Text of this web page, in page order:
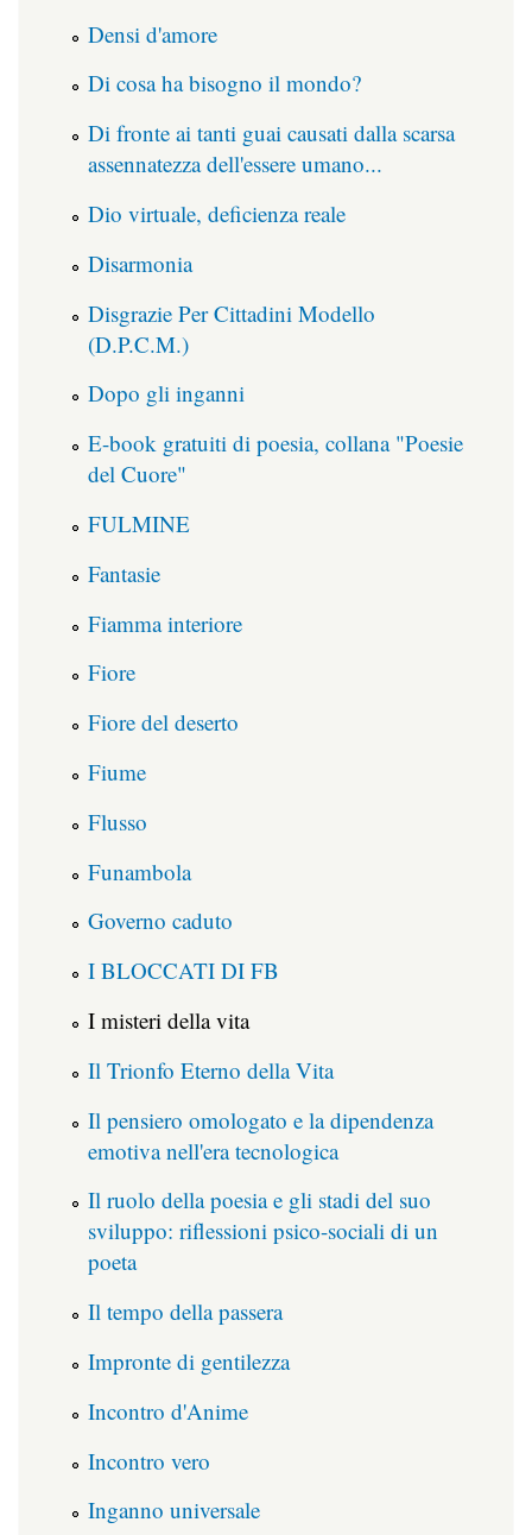
Densi d'amore
Di cosa ha bisogno il mondo?
Di fronte ai tanti guai causati dalla scarsa
assennatezza dell'essere umano...
Dio virtuale, deficienza reale
Disarmonia
Disgrazie Per Cittadini Modello
(D.P.C.M.)
Dopo gli inganni
E-book gratuiti di poesia, collana "Poesie
del Cuore"
FULMINE
Fantasie
Fiamma interiore
Fiore
Fiore del deserto
Fiume
Flusso
Funambola
Governo caduto
I BLOCCATI DI FB
I misteri della vita
Il Trionfo Eterno della Vita
Il pensiero omologato e la dipendenza
emotiva nell'era tecnologica
Il ruolo della poesia e gli stadi del suo
sviluppo: riflessioni psico-sociali di un
poeta
Il tempo della passera
Impronte di gentilezza
Incontro d'Anime
Incontro vero
Inganno universale